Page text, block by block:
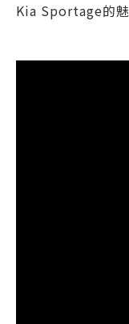
Kia Sportage的魅